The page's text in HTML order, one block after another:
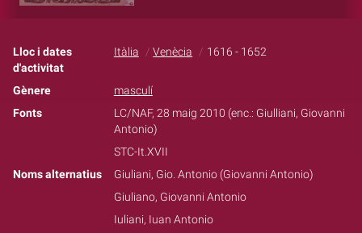
Lloc i dates
d'activitat
Itàlia Venècia 1616 - 1652
Gènere
masculí
Fonts
LC/NAF, 28 maig 2010 (enc.: Giulliani, Giovanni
Antonio)
STC-It.XVII
Noms alternatius
Giuliani, Gio. Antonio (Giovanni Antonio)
Giuliano, Giovanni Antonio
Iuliani, Iuan Antonio